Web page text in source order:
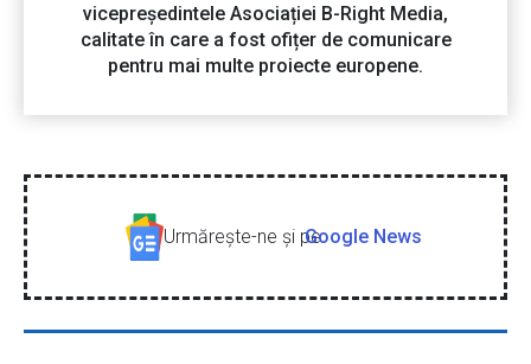
vicepreședintele Asociației B-Right Media,
calitate în care a fost ofițer de comunicare
pentru mai multe proiecte europene.
Urmăreşte-ne şi peGoogle News